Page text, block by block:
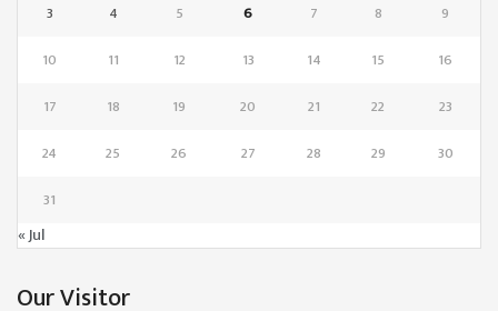
3
4 5 6 7 8
9
10
11 12 13 14 15
16
17
18 19 20 21 22
23
24
25 26 27 28 29
30
31
« Jul
Our Visitor